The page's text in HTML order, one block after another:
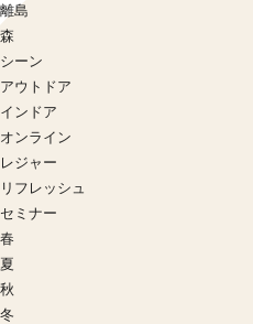
離島
森
シーン
アウトドア
インドア
オンライン
レジャー
リフレッシュ
セミナー
春
夏
秋
冬